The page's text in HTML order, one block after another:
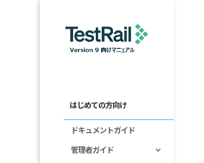
はじめての方向け
ドキュメントガイド
管理者ガイド